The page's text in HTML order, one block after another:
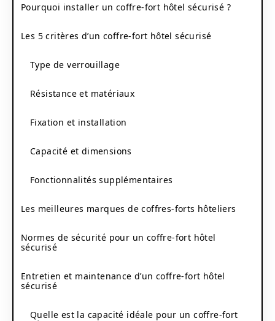
Pourquoi installer un coffre-fort hôtel sécurisé ?
Les 5 critères d’un coffre-fort hôtel sécurisé
Type de verrouillage
Résistance et matériaux
Fixation et installation
Capacité et dimensions
Fonctionnalités supplémentaires
Les meilleures marques de coffres-forts hôteliers
Normes de sécurité pour un coffre-fort hôtel
sécurisé
Entretien et maintenance d’un coffre-fort hôtel
sécurisé
Quelle est la capacité idéale pour un coffre-fort